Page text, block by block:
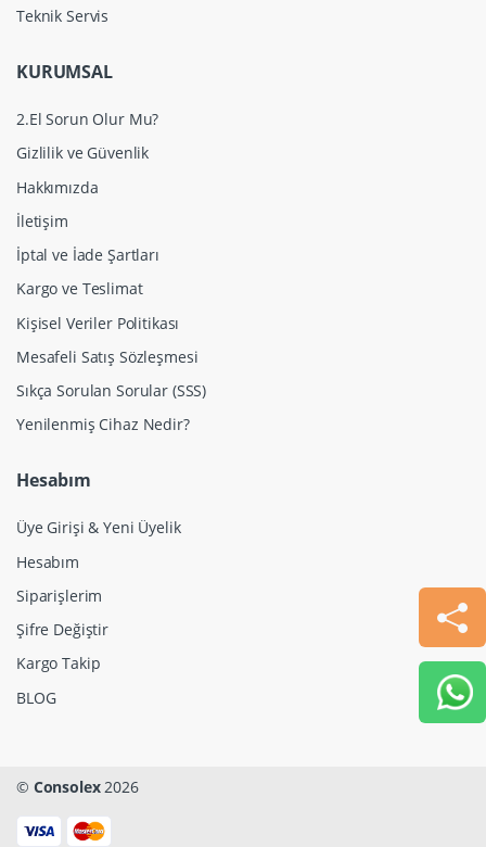
Teknik Servis
KURUMSAL
2.El Sorun Olur Mu?
Gizlilik ve Güvenlik
Hakkımızda
İletişim
İptal ve İade Şartları
Kargo ve Teslimat
Kişisel Veriler Politikası
Mesafeli Satış Sözleşmesi
Sıkça Sorulan Sorular (SSS)
Yenilenmiş Cihaz Nedir?
Hesabım
Üye Girişi & Yeni Üyelik
Hesabım
Siparişlerim
Şifre Değiştir
Kargo Takip
BLOG
© Consolex2026